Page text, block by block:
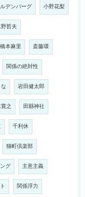
デンバーグ 小野花梨
哲夫
橋本麻里 斎藤環
関係の絶対性
岩田健太郎
之 田縣神社
千利休
猫町倶楽部
グ 主意主義
関係浮力